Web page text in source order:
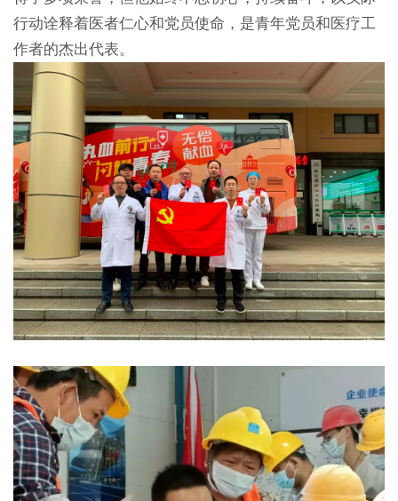
行动诠释着医者仁心和党员使命，是青年党员和医疗工
作者的杰出代表。